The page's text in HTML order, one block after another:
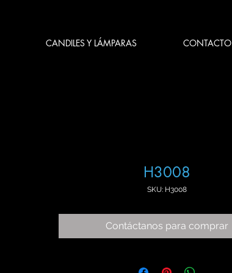
CANDILES Y LÁMPARAS CONTACTO
H3008
SKU: H3008
Contáctanos para comprar